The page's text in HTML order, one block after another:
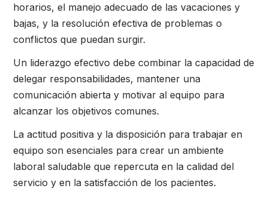
horarios, el manejo adecuado de las vacaciones y
bajas, y la resolución efectiva de problemas o
conflictos que puedan surgir.
Un liderazgo efectivo debe combinar la capacidad de
delegar responsabilidades, mantener una
comunicación abierta y motivar al equipo para
alcanzar los objetivos comunes.
La actitud positiva y la disposición para trabajar en
equipo son esenciales para crear un ambiente
laboral saludable que repercuta en la calidad del
servicio y en la satisfacción de los pacientes.